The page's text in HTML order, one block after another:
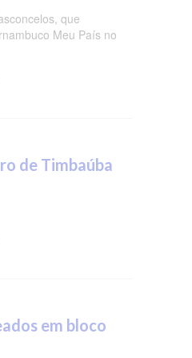
que
Meu País no
de Timbaúba
em bloco